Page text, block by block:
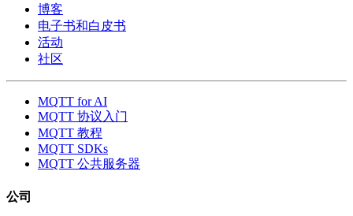
博客
电子书和白皮书
活动
社区
MQTT for AI
MQTT 协议入门
MQTT 教程
MQTT SDKs
MQTT 公共服务器
公司